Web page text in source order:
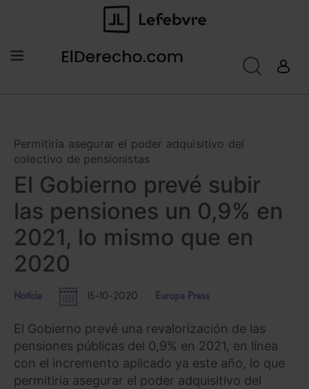
Permitiría asegurar el poder adquisitivo del
colectivo de pensionistas
El Gobierno prevé subir
las pensiones un 0,9% en
2021, lo mismo que en
2020
Noticia 15-10-2020 Europa Press
El Gobierno prevé una revalorización de las
pensiones públicas del 0,9% en 2021, en línea
con el incremento aplicado ya este año, lo que
permitiría asegurar el poder adquisitivo del